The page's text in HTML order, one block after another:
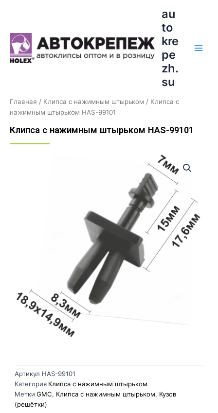
au
to
kre
pe
zh.
su
Главная / Клипса с нажимным штырьком / Клипса с
нажимным штырьком HAS-99101
Клипса с нажимным штырьком HAS-99101
Артикул HAS-99101
Категория Клипса с нажимным штырьком
Метки GMC, Клипса с нажимным штырьком, Кузов
(решётки)